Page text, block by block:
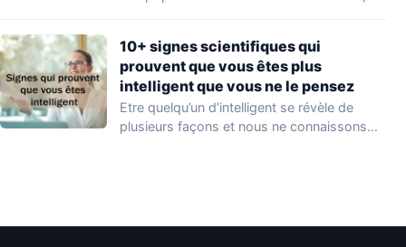
10+ signes scientifiques qui
prouvent que vous êtes plus
intelligent que vous ne le pensez
Etre quelqu’un d’intelligent se révèle de
plusieurs façons et nous ne connaissons